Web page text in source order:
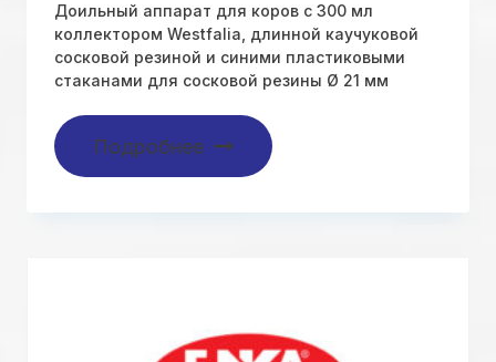
Доильный аппарат для коров с 300 мл
коллектором Westfalia, длинной каучуковой
сосковой резиной и синими пластиковыми
стаканами для сосковой резины Ø 21 мм
Подробнее